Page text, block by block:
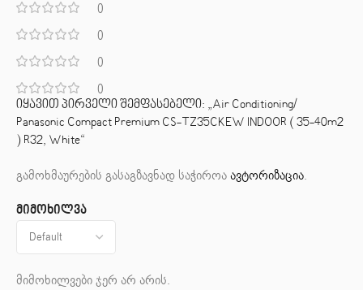
0
0
0
0
მიმოხილვა
მიმოხილვები ჯერ არ არის.
იყავით პირველი შემფასებელი: „Air Conditioning/
Panasonic Compact Premium CS-TZ35CKEW INDOOR ( 35-40m2
) R32, White“
გამოხმაურების გასაგზავნად საჭიროაავტორიზაცია.